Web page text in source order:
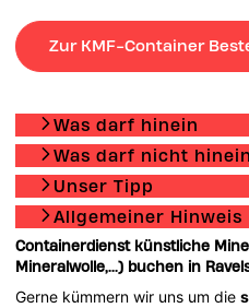
Zur KMF-Container
Was darf hinein
Was darf nicht hinein
Unser Tipp
Allgemeiner Hinweis
Containerdienst künstliche
Mineralwolle,...) buchen in
Gerne kümmern wir uns um die